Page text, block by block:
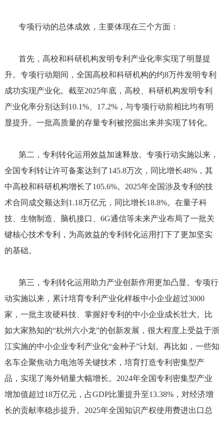
专项行动的总体成效，主要体现在三个方面：
首先，高校和科研机构发明专利产业化率实现了明显提
升。专项行动期间，全国高校和科研机构的约8万件发明专利
成功实现产业化。截至2025年底，高校、科研机构发明专利
产业化率分别达到10.1%、17.2%，与专项行动前相比均有明
显提升。一批高质量的存量专利被挖掘出来并实现了转化。
第二，专利转化运用效益加速释放。专项行动实施以来，
全国专利转让许可备案达到了145.8万次，同比增长48%，其
中高校和科研机构增长了105.6%。2025年全国涉及专利的技
术合同成交额达到1.18万亿元，同比增长18.8%。在量子科
技、生物制造、脑机接口、6G通信等未来产业布局了一批关
键核心技术专利，为高效益的专利转化运用打下了更加坚实
的基础。
第三，专利转化运用助力产业创新作用更加凸显。专项行
动实施以来，累计培育专利产业化样板中小企业超过3000
家，一批主攻硬科技、掌握好专利的中小企业成长壮大。比
如大家熟知的“杭州六小龙”的创新发展，很大程度上受益于浙
江实施的中小企业专利产业化“金种子”计划。再比如，一些知
名车企聚焦动力电池等关键技术，培育打造专利密集型产
品，实现了海外销量大幅增长。2024年全国专利密集型产业
增加值超过18万亿元，占GDP比重提升至13.38%，对经济增
长的贡献率稳步提升。2025年全国知识产权使用费进出口总